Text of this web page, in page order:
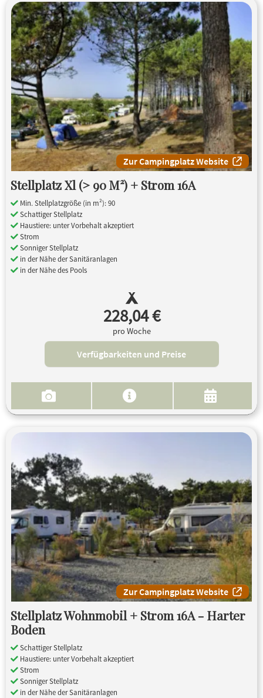
Zur Campingplatz Website
Stellplatz Xl (> 90 M²) + Strom 16A
Min. Stellplatzgröße (in m²): 90
Schattiger Stellplatz
Haustiere: unter Vorbehalt akzeptiert
Strom
Sonniger Stellplatz
in der Nähe der Sanitäranlagen
in der Nähe des Pools
228,04 €
pro Woche
Verfügbarkeiten und Preise
Zur Campingplatz Website
Stellplatz Wohnmobil + Strom 16A - Harter
Boden
Schattiger Stellplatz
Haustiere: unter Vorbehalt akzeptiert
Strom
Sonniger Stellplatz
in der Nähe der Sanitäranlagen